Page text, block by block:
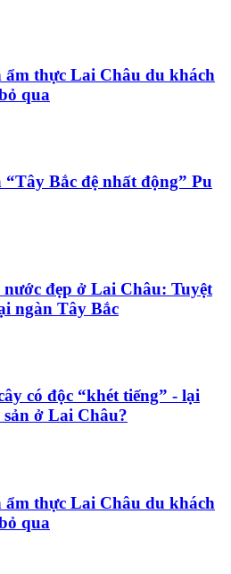
ẩm thực Lai Châu du khách
qua
Bắc đệ nhất động” Pu
đẹp ở Lai Châu: Tuyệt
ngàn Tây Bắc
có độc “khét tiếng” - lại
ở Lai Châu?
ẩm thực Lai Châu du khách
qua